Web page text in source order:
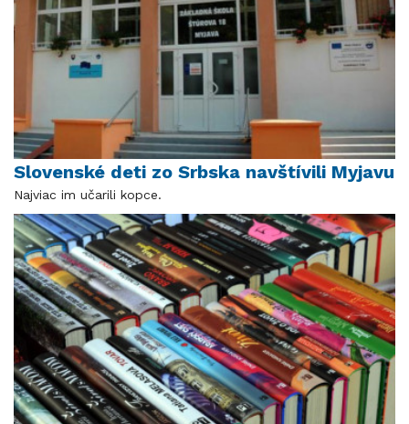
Slovenské deti zo Srbska navštívili Myjavu
Najviac im učarili kopce.